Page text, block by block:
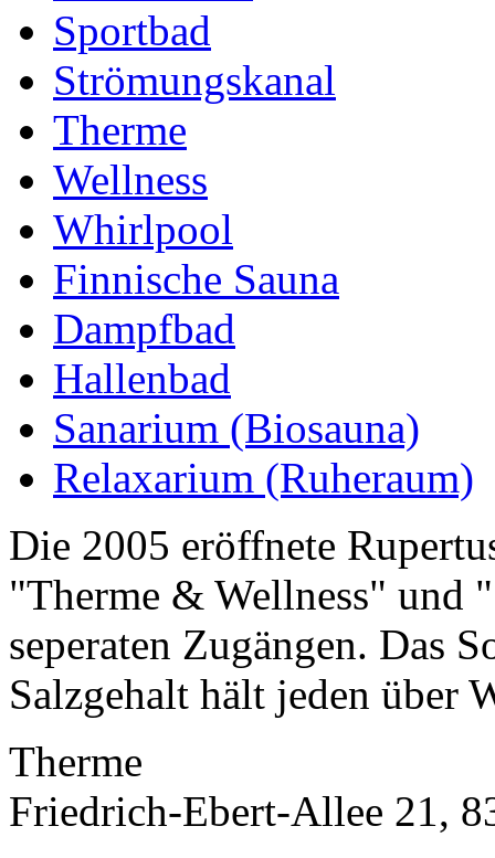
Sportbad
Strömungskanal
Therme
Wellness
Whirlpool
Finnische Sauna
Dampfbad
Hallenbad
Sanarium (Biosauna)
Relaxarium (Ruheraum)
Die 2005 eröffnete
"Therme & Wellness" und
seperaten Zugängen. Das
Salzgehalt hält jeden über
Therme
Friedrich-Ebert-Allee 21,